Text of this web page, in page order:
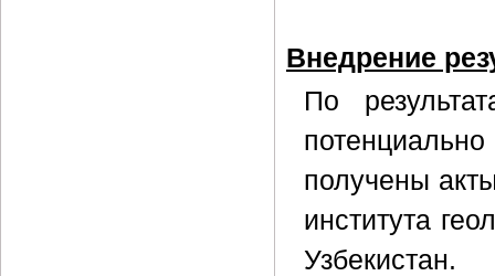
Внедрение
По
получены
института
Узбекистан.